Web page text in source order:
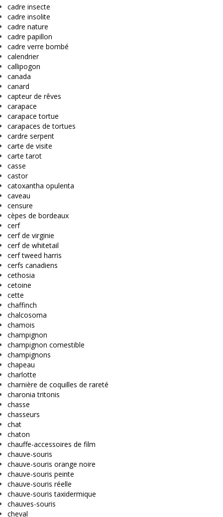
cadre insecte
cadre insolite
cadre nature
cadre papillon
cadre verre bombé
calendrier
callipogon
canada
canard
capteur de rêves
carapace
carapace tortue
carapaces de tortues
cardre serpent
carte de visite
carte tarot
casse
castor
catoxantha opulenta
caveau
censure
cèpes de bordeaux
cerf
cerf de virginie
cerf de whitetail
cerf tweed harris
cerfs canadiens
cethosia
cetoine
cette
chaffinch
chalcosoma
chamois
champignon
champignon comestible
champignons
chapeau
charlotte
charnière de coquilles de rareté
charonia tritonis
chasse
chasseurs
chat
chaton
chauffe-accessoires de film
chauve-souris
chauve-souris orange noire
chauve-souris peinte
chauve-souris réelle
chauve-souris taxidermique
chauves-souris
cheval